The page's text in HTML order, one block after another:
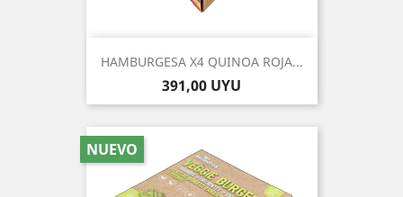
HAMBURGESA X4 QUINOA ROJA...
Precio
391,00 UYU
NUEVO